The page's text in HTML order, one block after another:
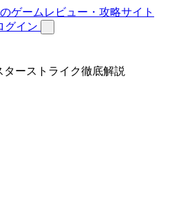
グイン
ーストライク徹底解説